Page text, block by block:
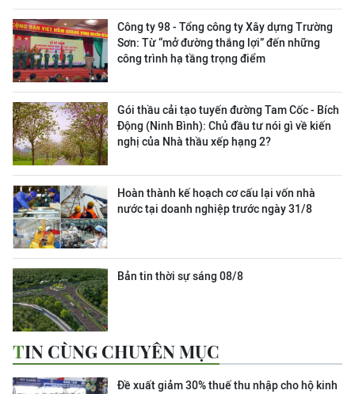
Công ty 98 - Tổng công ty Xây dựng Trường
Sơn: Từ “mở đường thắng lợi” đến những
công trình hạ tầng trọng điểm
Gói thầu cải tạo tuyến đường Tam Cốc - Bích
Động (Ninh Bình): Chủ đầu tư nói gì về kiến
nghị của Nhà thầu xếp hạng 2?
Hoàn thành kế hoạch cơ cấu lại vốn nhà
nước tại doanh nghiệp trước ngày 31/8
Bản tin thời sự sáng 08/8
TIN CÙNG CHUYÊN MỤC
Đề xuất giảm 30% thuế thu nhập cho hộ kinh